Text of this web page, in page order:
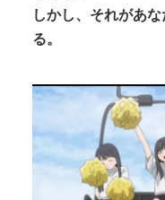
しかし、それがあ
る。